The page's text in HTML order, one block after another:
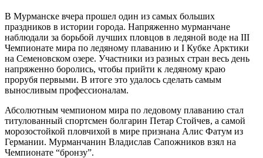
В Мурманске вчера прошел один из самых больших
праздников в истории города. Напряженно мурманчане
наблюдали за борьбой лучших пловцов в ледяной воде на III
Чемпионате мира по ледяному плаванию и I Кубке Арктики
на Семеновском озере. Участники из разных стран весь день
напряженно боролись, чтобы прийти к ледяному краю
прорубя первыми. В итоге это удалось сделать самым
выносливым профессионалам.
Абсолютным чемпионом мира по ледовому плаванию стал
титулованный спортсмен болгарин Петар Стойчев, а самой
морозостойкой пловчихой в мире признана Алис Фатум из
Германии. Мурманчанин Владислав Сапожников взял на
Чемпионате “бронзу”.